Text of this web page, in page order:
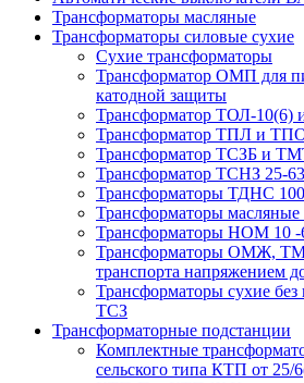
Трансформаторы масляные
Трансформаторы силовые сухие
Сухие трансформаторы
Трансформатор ОМП для
катодной защиты
Трансформатор ТОЛ-10(6)
Трансформатор ТПЛ и
Трансформатор ТСЗБ и
Трансформатор ТСНЗ 25-
Трансформаторы ТДНС
Трансформаторы
Трансформаторы НОМ 10 -
Трансформаторы ОМЖ,
транспорта напряжением
Трансформаторы сухие
ТСЗ
Трансформаторные подстанции
Комплектные
сельского типа КТП от 25/